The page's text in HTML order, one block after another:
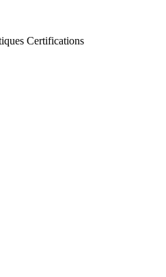
Certifications